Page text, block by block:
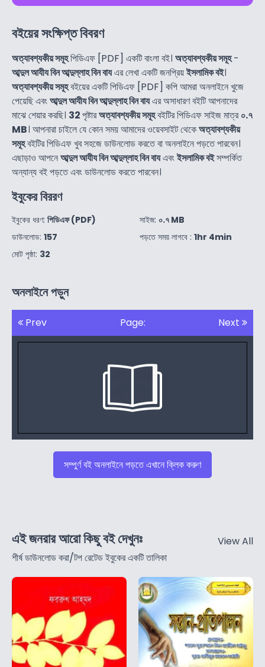
বইয়ের সংক্ষিপ্ত বিবরণ
অত্যাবশ্যকীয় সমূহপিডিএফ [PDF] একটি বাংলা বই। অত্যাবশ্যকীয় সমূহ-
আব্দুল আযীয বিন আব্দুল্লাহ বিন বাযএর লেখা একটি জনপ্রিয়ইসলামিক বই।
অত্যাবশ্যকীয় সমূহবইয়ের একটি পিডিএফ [PDF] কপি আমরা অনলাইনে খুজে
পেয়েছি এবংআব্দুল আযীয বিন আব্দুল্লাহ বিন বাযএর অসাধারণ বইটি আপনাদের
মাঝে শেয়ার করছি। 32পৃষ্টারঅত্যাবশ্যকীয় সমূহবইটির পিডিএফ সাইজ মাত্র০.৭
MB। আপনারা চাইলে যে কোন সময় আমাদের ওয়েবসাইট থেকেঅত্যাবশ্যকীয়
সমূহবইটির পিডিএফ খুব সহজে ডাউনলোড করতে বা অনলাইনে পড়তে পারবেন।
এছাড়াও আপনেআব্দুল আযীয বিন আব্দুল্লাহ বিন বাযএবংইসলামিক বইসম্পর্কিত
অন্যান্য বই পড়তে এবং ডাউনলোড করতে পারবেন।
ইবুকের বিররণ
ইবুকের ধরণ: পিডিএফ (PDF)
ডাউনলোড: 157
মোট পৃষ্ঠা: 32
সাইজ: ০.৭ MB
পড়তে সময় লাগবে : 1hr 4min
অনলাইনে পড়ুন
Prev Page: Next
সম্পুর্ণ বই অনলাইনে পড়তে এখানে ক্লিক করুণ
এই জনরার আরো কিছু বই দেখুনঃ
শীর্ষ ডাউনলোড করা/টপ রেটেড ইবুকের একটি তালিকা
View All